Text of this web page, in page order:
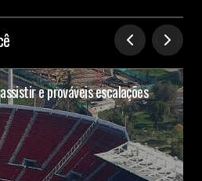
e prováveis escalações